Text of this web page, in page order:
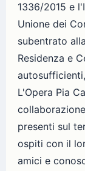
1336/2015 e
Unione dei
subentrato
Residenza e
L'Opera Pia
presenti sul
ospiti con il
amici e